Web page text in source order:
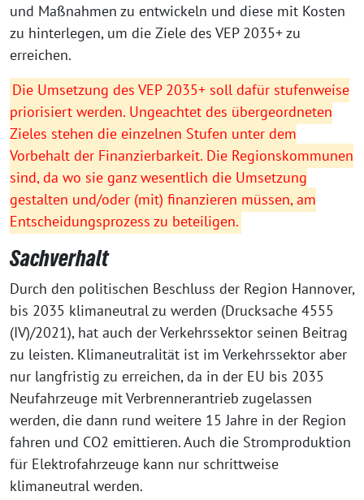
und Maßnahmen zu entwickeln und diese mit Kosten
zu hinterlegen, um die Ziele des VEP 2035+ zu
erreichen.
Die Umsetzung des VEP 2035+ soll dafür stufenweise
priorisiert werden. Ungeachtet des übergeordneten
Zieles stehen die einzelnen Stufen unter dem
Vorbehalt der Finanzierbarkeit. Die Regionskommunen
sind, da wo sie ganz wesentlich die Umsetzung
gestalten und/oder (mit) finanzieren müssen, am
Entscheidungsprozess zu beteiligen.
Sachverhalt
Durch den politischen Beschluss der Region Hannover,
bis 2035 klimaneutral zu werden (Drucksache 4555
(IV)/2021), hat auch der Verkehrssektor seinen Beitrag
zu leisten. Klimaneutralität ist im Verkehrssektor aber
nur langfristig zu erreichen, da in der EU bis 2035
Neufahrzeuge mit Verbrennerantrieb zugelassen
werden, die dann rund weitere 15 Jahre in der Region
fahren und CO2 emittieren. Auch die Stromproduktion
für Elektrofahrzeuge kann nur schrittweise
klimaneutral werden.